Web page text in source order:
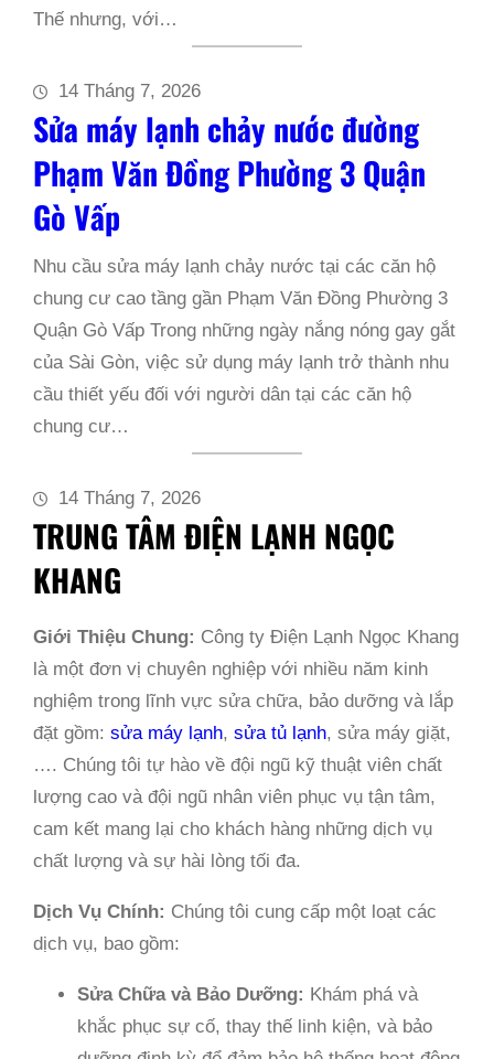
Thế nhưng, với…
14 Tháng 7, 2026
Sửa máy lạnh chảy nước đường
Phạm Văn Đồng Phường 3 Quận
Gò Vấp
Nhu cầu sửa máy lạnh chảy nước tại các căn hộ
chung cư cao tầng gần Phạm Văn Đồng Phường 3
Quận Gò Vấp Trong những ngày nắng nóng gay gắt
của Sài Gòn, việc sử dụng máy lạnh trở thành nhu
cầu thiết yếu đối với người dân tại các căn hộ
chung cư…
14 Tháng 7, 2026
TRUNG TÂM ĐIỆN LẠNH NGỌC
KHANG
Giới Thiệu Chung: Công ty Điện Lạnh Ngọc Khang
là một đơn vị chuyên nghiệp với nhiều năm kinh
nghiệm trong lĩnh vực sửa chữa, bảo dưỡng và lắp
đặt gồm: sửa máy lạnh, sửa tủ lạnh, sửa máy giặt,
…. Chúng tôi tự hào về đội ngũ kỹ thuật viên chất
lượng cao và đội ngũ nhân viên phục vụ tận tâm,
cam kết mang lại cho khách hàng những dịch vụ
chất lượng và sự hài lòng tối đa.
Dịch Vụ Chính: Chúng tôi cung cấp một loạt các
dịch vụ, bao gồm:
Sửa Chữa và Bảo Dưỡng: Khám phá và
khắc phục sự cố, thay thế linh kiện, và bảo